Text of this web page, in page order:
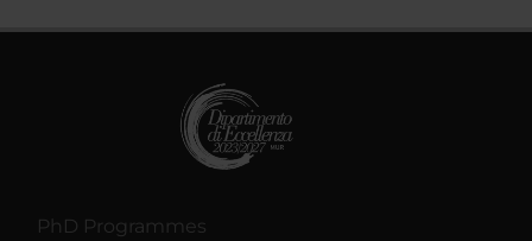
PhD Programmes